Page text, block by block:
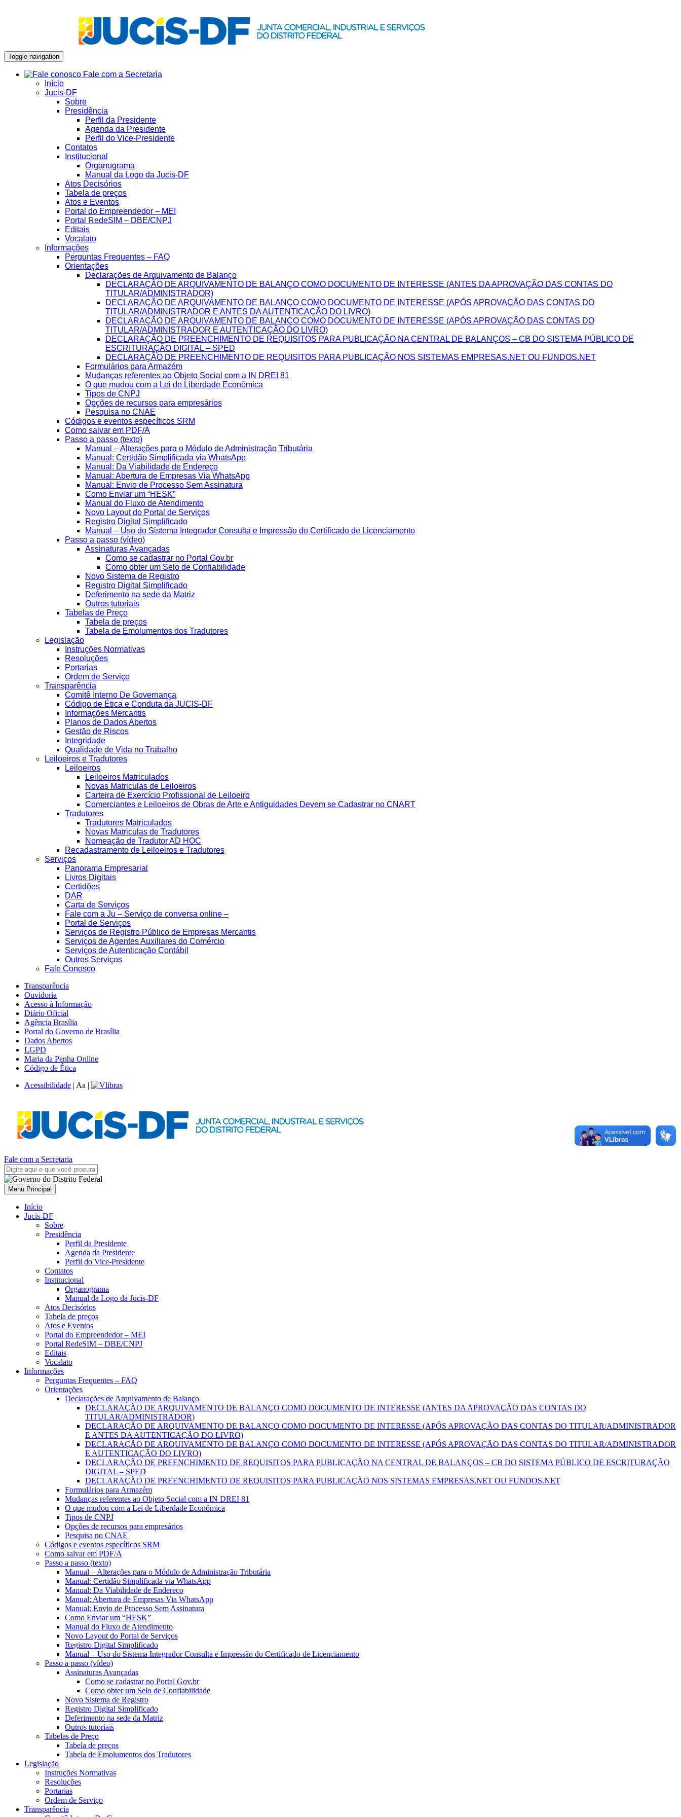
Toggle navigation
Fale com a Secretaria
Início
Jucis-DF
Sobre
Presidência
Perfil da Presidente
Agenda da Presidente
Perfil do Vice-Presidente
Contatos
Institucional
Organograma
Manual da Logo da Jucis-DF
Atos Decisórios
Tabela de preços
Atos e Eventos
Portal do Empreendedor – MEI
Portal RedeSIM – DBE/CNPJ
Editais
Vocalato
Informações
Perguntas Frequentes – FAQ
Orientações
Declarações de Arquivamento de Balanço
DECLARAÇÃO DE ARQUIVAMENTO DE BALANÇO COMO DOCUMENTO DE INTERESSE (ANTES DA APROVAÇÃO DAS CONTAS DO
TITULAR/ADMINISTRADOR)
DECLARAÇÃO DE ARQUIVAMENTO DE BALANÇO COMO DOCUMENTO DE INTERESSE (APÓS APROVAÇÃO DAS CONTAS DO
TITULAR/ADMINISTRADOR E ANTES DA AUTENTICAÇÃO DO LIVRO)
DECLARAÇÃO DE ARQUIVAMENTO DE BALANÇO COMO DOCUMENTO DE INTERESSE (APÓS APROVAÇÃO DAS CONTAS DO
TITULAR/ADMINISTRADOR E AUTENTICAÇÃO DO LIVRO)
DECLARAÇÃO DE PREENCHIMENTO DE REQUISITOS PARA PUBLICAÇÃO NA CENTRAL DE BALANÇOS – CB DO SISTEMA PÚBLICO DE
ESCRITURAÇÃO DIGITAL – SPED
DECLARAÇÃO DE PREENCHIMENTO DE REQUISITOS PARA PUBLICAÇÃO NOS SISTEMAS EMPRESAS.NET OU FUNDOS.NET
Formulários para Armazém
Mudanças referentes ao Objeto Social com a IN DREI 81
O que mudou com a Lei de Liberdade Econômica
Tipos de CNPJ
Opções de recursos para empresários
Pesquisa no CNAE
Códigos e eventos específicos SRM
Como salvar em PDF/A
Passo a passo (texto)
Manual – Alterações para o Módulo de Administração Tributária
Manual: Certidão Simplificada via WhatsApp
Manual: Da Viabilidade de Endereço
Manual: Abertura de Empresas Via WhatsApp
Manual: Envio de Processo Sem Assinatura
Como Enviar um “HESK”
Manual do Fluxo de Atendimento
Novo Layout do Portal de Serviços
Registro Digital Simplificado
Manual – Uso do Sistema Integrador Consulta e Impressão do Certificado de Licenciamento
Passo a passo (vídeo)
Assinaturas Avançadas
Como se cadastrar no Portal Gov.br
Como obter um Selo de Confiabilidade
Novo Sistema de Registro
Registro Digital Simplificado
Deferimento na sede da Matriz
Outros tutoriais
Tabelas de Preço
Tabela de preços
Tabela de Emolumentos dos Tradutores
Legislação
Instruções Normativas
Resoluções
Portarias
Ordem de Serviço
Transparência
Comitê Interno De Governança
Código de Ética e Conduta da JUCIS-DF
Informações Mercantis
Planos de Dados Abertos
Gestão de Riscos
Integridade
Qualidade de Vida no Trabalho
Leiloeiros e Tradutores
Leiloeiros
Leiloeiros Matriculados
Novas Matriculas de Leiloeiros
Carteira de Exercício Profissional de Leiloeiro
Comerciantes e Leiloeiros de Obras de Arte e Antiguidades Devem se Cadastrar no CNART
Tradutores
Tradutores Matriculados
Novas Matriculas de Tradutores
Nomeação de Tradutor AD HOC
Recadastramento de Leiloeiros e Tradutores
Serviços
Panorama Empresarial
Livros Digitais
Certidões
DAR
Carta de Serviços
Fale com a Ju – Serviço de conversa online –
Portal de Serviços
Serviços de Registro Público de Empresas Mercantis
Serviços de Agentes Auxiliares do Comércio
Serviços de Autenticação Contábil
Outros Serviços
Fale Conosco
Transparência
Ouvidoria
Acesso à Informação
Diário Oficial
Agência Brasília
Portal do Governo de Brasília
Dados Abertos
LGPD
Maria da Penha Online
Código de Ética
Acessibilidade | Aa |
Fale com a Secretaria
Menu Principal
Início
Jucis-DF
Sobre
Presidência
Perfil da Presidente
Agenda da Presidente
Perfil do Vice-Presidente
Contatos
Institucional
Organograma
Manual da Logo da Jucis-DF
Atos Decisórios
Tabela de preços
Atos e Eventos
Portal do Empreendedor – MEI
Portal RedeSIM – DBE/CNPJ
Editais
Vocalato
Informações
Perguntas Frequentes – FAQ
Orientações
Declarações de Arquivamento de Balanço
DECLARAÇÃO DE ARQUIVAMENTO DE BALANÇO COMO DOCUMENTO DE INTERESSE (ANTES DA APROVAÇÃO DAS CONTAS DO
TITULAR/ADMINISTRADOR)
DECLARAÇÃO DE ARQUIVAMENTO DE BALANÇO COMO DOCUMENTO DE INTERESSE (APÓS APROVAÇÃO DAS CONTAS DO TITULAR/ADMINISTRADOR
E ANTES DA AUTENTICAÇÃO DO LIVRO)
DECLARAÇÃO DE ARQUIVAMENTO DE BALANÇO COMO DOCUMENTO DE INTERESSE (APÓS APROVAÇÃO DAS CONTAS DO TITULAR/ADMINISTRADOR
E AUTENTICAÇÃO DO LIVRO)
DECLARAÇÃO DE PREENCHIMENTO DE REQUISITOS PARA PUBLICAÇÃO NA CENTRAL DE BALANÇOS – CB DO SISTEMA PÚBLICO DE ESCRITURAÇÃO
DIGITAL – SPED
DECLARAÇÃO DE PREENCHIMENTO DE REQUISITOS PARA PUBLICAÇÃO NOS SISTEMAS EMPRESAS.NET OU FUNDOS.NET
Formulários para Armazém
Mudanças referentes ao Objeto Social com a IN DREI 81
O que mudou com a Lei de Liberdade Econômica
Tipos de CNPJ
Opções de recursos para empresários
Pesquisa no CNAE
Códigos e eventos específicos SRM
Como salvar em PDF/A
Passo a passo (texto)
Manual – Alterações para o Módulo de Administração Tributária
Manual: Certidão Simplificada via WhatsApp
Manual: Da Viabilidade de Endereço
Manual: Abertura de Empresas Via WhatsApp
Manual: Envio de Processo Sem Assinatura
Como Enviar um “HESK”
Manual do Fluxo de Atendimento
Novo Layout do Portal de Serviços
Registro Digital Simplificado
Manual – Uso do Sistema Integrador Consulta e Impressão do Certificado de Licenciamento
Passo a passo (vídeo)
Assinaturas Avançadas
Como se cadastrar no Portal Gov.br
Como obter um Selo de Confiabilidade
Novo Sistema de Registro
Registro Digital Simplificado
Deferimento na sede da Matriz
Outros tutoriais
Tabelas de Preço
Tabela de preços
Tabela de Emolumentos dos Tradutores
Legislação
Instruções Normativas
Resoluções
Portarias
Ordem de Serviço
Transparência